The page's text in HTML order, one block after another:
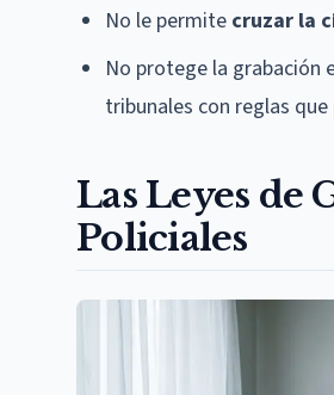
No le permite cruzar la
No protege la grabación
tribunales con reglas
Las Leyes de
Policiales